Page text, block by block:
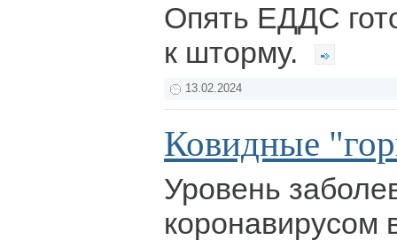
Опять ЕДДС
к шторму.
13.02.2024
Ковидные
Уровень
коронавирусом